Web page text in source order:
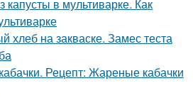
в мультиварке. Как
хлеб на закваске. Замес теста
Рецепт: Жареные кабачки